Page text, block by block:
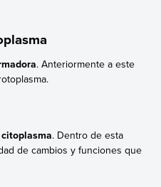
. Anteriormente a este
. Dentro de esta
de cambios y funciones que